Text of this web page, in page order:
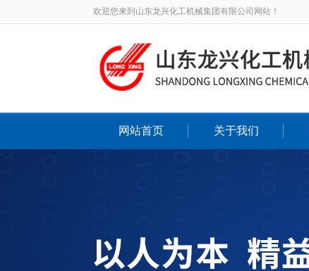
欢迎您来到山东龙兴化工机械集团有限公司网站！
网站首页 关于我们